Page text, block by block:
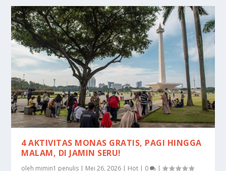
4 AKTIVITAS MONAS GRATIS, PAGI HINGGA
MALAM, DI JAMIN SERU!
oleh mimin1 penulis | Mei 26, 2026 | Hot | 0 |